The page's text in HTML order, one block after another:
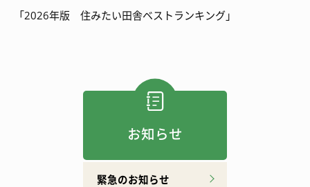
「2026年版 住みたい田舎ベストランキング」
お知らせ
緊急のお知らせ